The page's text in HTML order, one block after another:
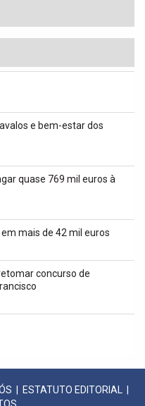
e bem-estar dos
quase 769 mil euros à
mais de 42 mil euros
concurso de
ESTATUTO EDITORIAL